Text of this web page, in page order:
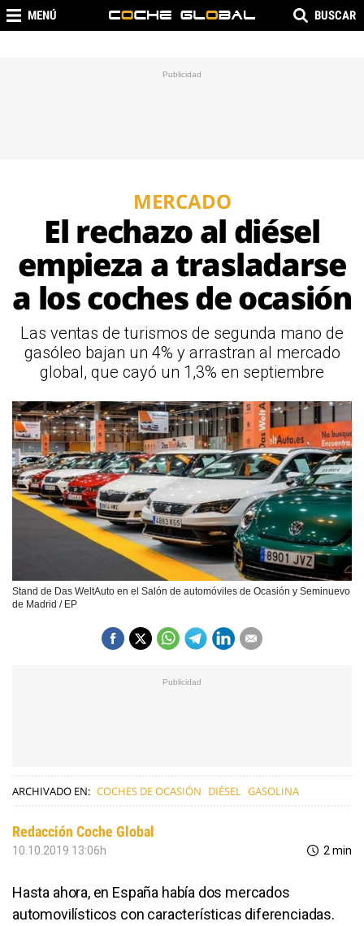
MENÚ BUSCAR
MERCADO
El rechazo al diésel
empieza a trasladarse
a los coches de ocasión
Las ventas de turismos de segunda mano de
gasóleo bajan un 4% y arrastran al mercado
global, que cayó un 1,3% en septiembre
Stand de Das WeltAuto en el Salón de automóviles de Ocasión y Seminuevo
de Madrid / EP
ARCHIVADO EN: COCHES DE OCASIÓN DIÉSEL GASOLINA
Redacción Coche Global
10.10.2019 13:06h 2 min
Hasta ahora, en España había dos mercados
automovilísticos con características diferenciadas.